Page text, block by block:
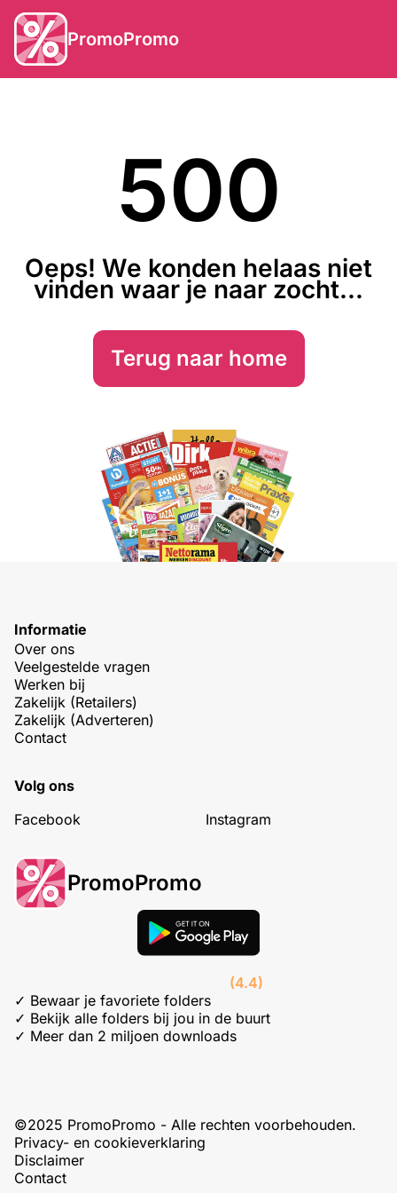
PromoPromo
500
Oeps! We konden helaas niet
vinden waar je naar zocht...
Terug naar home
Informatie
Over ons
Veelgestelde vragen
Werken bij
Zakelijk (Retailers)
Zakelijk (Adverteren)
Contact
Volg ons
Facebook
Instagram
PromoPromo
(4.4)
✓ Bewaar je favoriete folders
✓ Bekijk alle folders bij jou in de buurt
✓ Meer dan 2 miljoen downloads
©2025 PromoPromo - Alle rechten voorbehouden.
Privacy- en cookieverklaring
Disclaimer
Contact